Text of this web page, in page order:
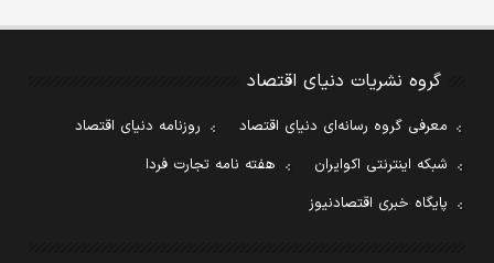
گروه نشریات دنیای اقتصاد
معرفی گروه رسانه‌ای دنیای اقتصاد
روزنامه دنیای اقتصاد
شبکه اینترنتی اکوایران
هفته نامه تجارت فردا
پایگاه خبری اقتصادنیوز